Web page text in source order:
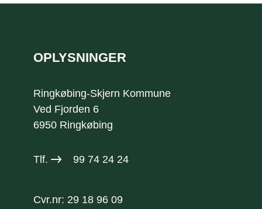
OPLYSNINGER
Ringkøbing-Skjern Kommune
Ved Fjorden 6
6950 Ringkøbing
Tlf. 99 74 24 24
Cvr.nr: 29 18 96 09